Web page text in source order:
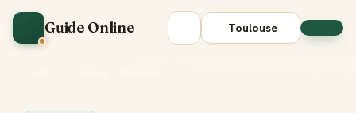
Guide Online Toulouse